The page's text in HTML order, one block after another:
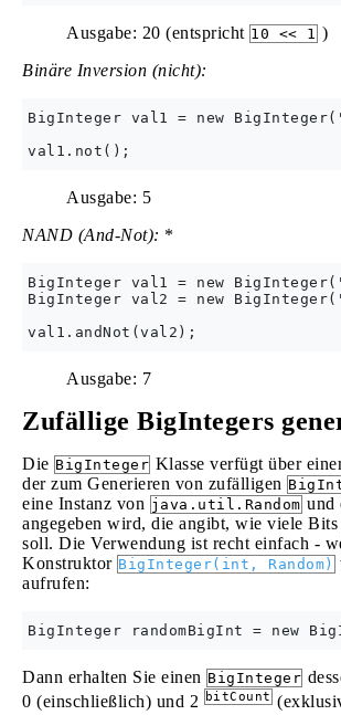
Ausgabe: 20 (entspricht 10 << 1 )
Binäre Inversion (nicht):
BigInteger val1 = new
Ausgabe: 5
NAND (And-Not): *
BigInteger val1 = new
BigInteger val2 = new
Ausgabe: 7
Zufällige BigIntegers
Die BigInteger Klasse verfügt über
der zum Generieren von zufälligen
eine Instanz von java.util.Random und
angegeben wird, die angibt, wie viele Bits
soll. Die Verwendung ist recht einfach -
Konstruktor BigInteger(int, Random)
aufrufen:
Dann erhalten Sie einen BigInteger
0 (einschließlich) und 2
bitCount